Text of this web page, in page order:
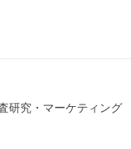
研究・マーケティング